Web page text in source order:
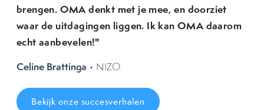
brengen. OMA denkt met je mee, en doorziet
waar de uitdagingen liggen. Ik kan OMA daarom
echt aanbevelen!"
Celine Brattinga • NIZO
Bekijk onze succesverhalen